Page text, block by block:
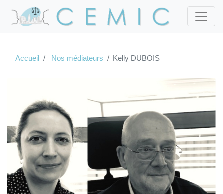
Accueil Nos médiateurs Kelly DUBOIS